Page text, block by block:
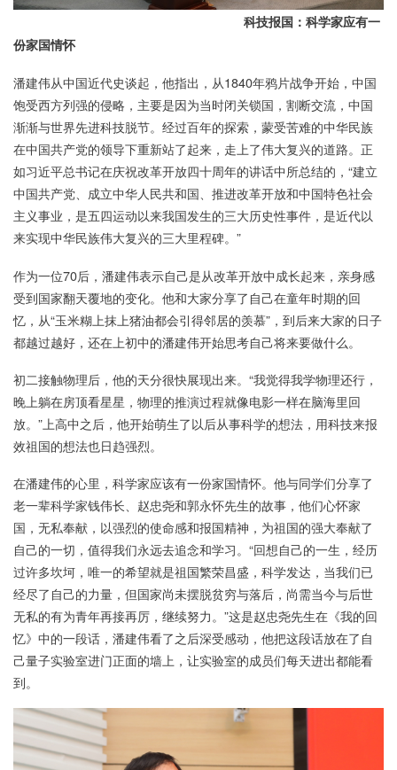
科技报国：科学家应有一
份家国情怀
潘建伟从中国近代史谈起，他指出，从1840年鸦片战争开始，中国
饱受西方列强的侵略，主要是因为当时闭关锁国，割断交流，中国
渐渐与世界先进科技脱节。经过百年的探索，蒙受苦难的中华民族
在中国共产党的领导下重新站了起来，走上了伟大复兴的道路。正
如习近平总书记在庆祝改革开放四十周年的讲话中所总结的，“建立
中国共产党、成立中华人民共和国、推进改革开放和中国特色社会
主义事业，是五四运动以来我国发生的三大历史性事件，是近代以
来实现中华民族伟大复兴的三大里程碑。”
作为一位70后，潘建伟表示自己是从改革开放中成长起来，亲身感
受到国家翻天覆地的变化。他和大家分享了自己在童年时期的回
忆，从“玉米糊上抹上猪油都会引得邻居的羡慕”，到后来大家的日子
都越过越好，还在上初中的潘建伟开始思考自己将来要做什么。
初二接触物理后，他的天分很快展现出来。“我觉得我学物理还行，
晚上躺在房顶看星星，物理的推演过程就像电影一样在脑海里回
放。”上高中之后，他开始萌生了以后从事科学的想法，用科技来报
效祖国的想法也日趋强烈。
在潘建伟的心里，科学家应该有一份家国情怀。他与同学们分享了
老一辈科学家钱伟长、赵忠尧和郭永怀先生的故事，他们心怀家
国，无私奉献，以强烈的使命感和报国精神，为祖国的强大奉献了
自己的一切，值得我们永远去追念和学习。“回想自己的一生，经历
过许多坎坷，唯一的希望就是祖国繁荣昌盛，科学发达，当我们已
经尽了自己的力量，但国家尚未摆脱贫穷与落后，尚需当今与后世
无私的有为青年再接再厉，继续努力。”这是赵忠尧先生在《我的回
忆》中的一段话，潘建伟看了之后深受感动，他把这段话放在了自
己量子实验室进门正面的墙上，让实验室的成员们每天进出都能看
到。